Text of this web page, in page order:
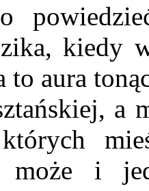
kiedy
to aura
a
może i